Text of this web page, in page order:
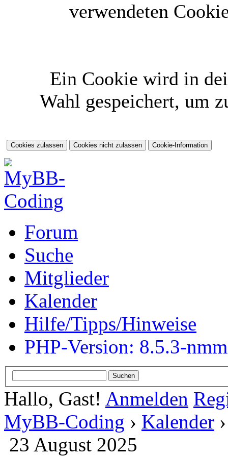
verwendeten
Ein Cookie wird in
Wahl gespeichert, um
Forum
Suche
Mitglieder
Kalender
Hilfe/Tipps/Hinweise
PHP-Version: 8.5.3-
Hallo, Gast! Anmelden
MyBB-Coding › Kalender
23 August 2025